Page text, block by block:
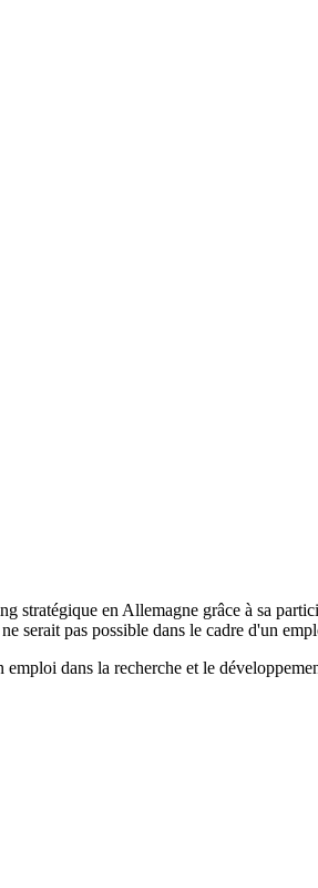
stratégique en Allemagne grâce à sa
serait pas possible dans le cadre d'un
dans la recherche et le